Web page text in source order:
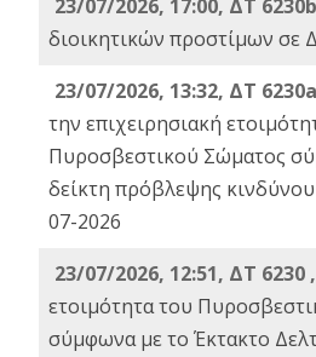
23/07/2026, 17:00, ΔΤ
διοικητικών προστίμων σε
23/07/2026, 13:32, ΔΤ
την επιχειρησιακή
Πυροσβεστικού Σώματος
δείκτη πρόβλεψης κινδύνου
07-2026
23/07/2026, 12:51, ΔΤ 6230 ,
ετοιμότητα του
σύμφωνα με το Έκτακτο